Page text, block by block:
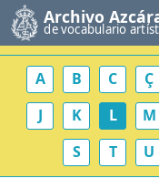
Archivo
de vocabulario
A B C Ç
J
K L M
S
T U